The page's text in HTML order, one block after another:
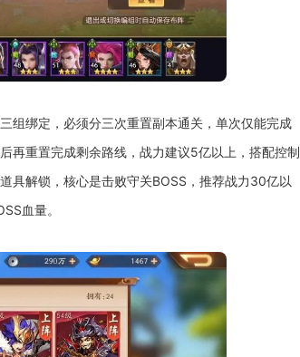
组绑定，必须分三次重置副本通关，单次仅能完成
再重置完成剩余路线，战力建议5亿以上，搭配控制
具解锁，核心是击败守关BOSS，推荐战力30亿以
血量。